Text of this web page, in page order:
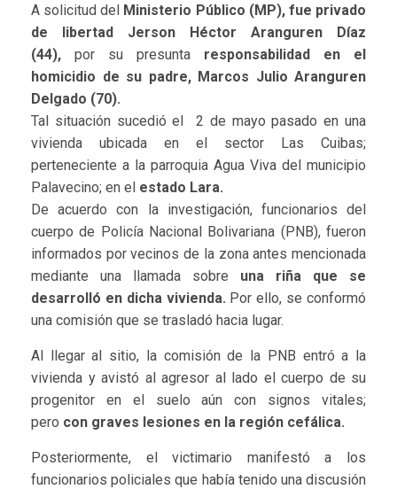
A solicitud del Ministerio Público (MP), fue privado
de libertad Jerson Héctor Aranguren Díaz
(44), por su presunta responsabilidad en el
homicidio de su padre, Marcos Julio Aranguren
Delgado (70).
Tal situación sucedió el 2 de mayo pasado en una
vivienda ubicada en el sector Las Cuibas;
perteneciente a la parroquia Agua Viva del municipio
Palavecino; en el estado Lara.
De acuerdo con la investigación, funcionarios del
cuerpo de Policía Nacional Bolivariana (PNB), fueron
informados por vecinos de la zona antes mencionada
mediante una llamada sobre una riña que se
desarrolló en dicha vivienda. Por ello, se conformó
una comisión que se trasladó hacia lugar.
Al llegar al sitio, la comisión de la PNB entró a la
vivienda y avistó al agresor al lado el cuerpo de su
progenitor en el suelo aún con signos vitales;
pero con graves lesiones en la región cefálica.
Posteriormente, el victimario manifestó a los
funcionarios policiales que había tenido una discusión